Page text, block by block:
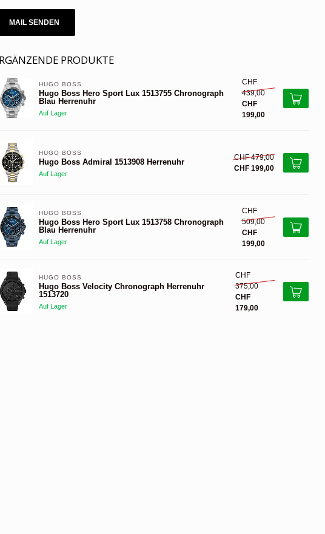
MAIL SENDEN
PRODUKTE
HUGO BOSS
Hugo Boss Hero Sport Lux 1513755 Chronograph
Blau Herrenuhr
Auf Lager
CHF
439,00
CHF
199,00
HUGO BOSS
Hugo Boss Admiral 1513908 Herrenuhr
Auf Lager
CHF 479,00
CHF 199,00
HUGO BOSS
Hugo Boss Hero Sport Lux 1513758 Chronograph
Blau Herrenuhr
Auf Lager
CHF
509,00
CHF
199,00
HUGO BOSS
Hugo Boss Velocity Chronograph Herrenuhr
1513720
Auf Lager
CHF
375,00
CHF
179,00